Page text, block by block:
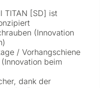
TITAN [SD] ist
(Innovation
/ Vorhangschiene
beim
dank der